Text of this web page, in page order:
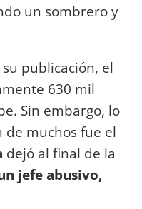
un sombrero y
publicación, el
630 mil
Sin embargo, lo
muchos fue el
dejó al final de la
jefe abusivo,